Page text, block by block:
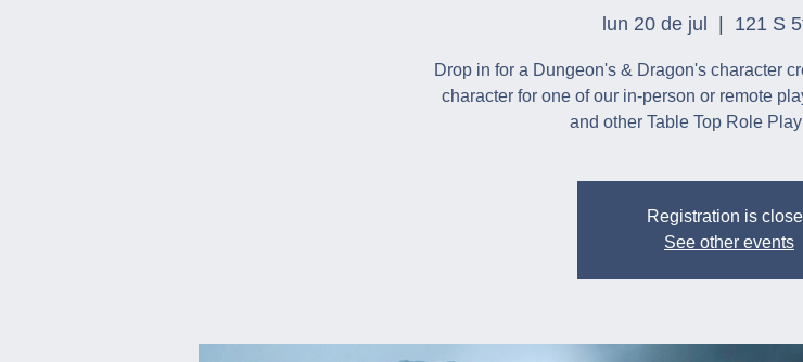
lun 20 de jul 121 S
Drop in for a Dungeon's & Dragon's character
character for one of our in-person or remote
and other Table Top Role
Registration is
See other events